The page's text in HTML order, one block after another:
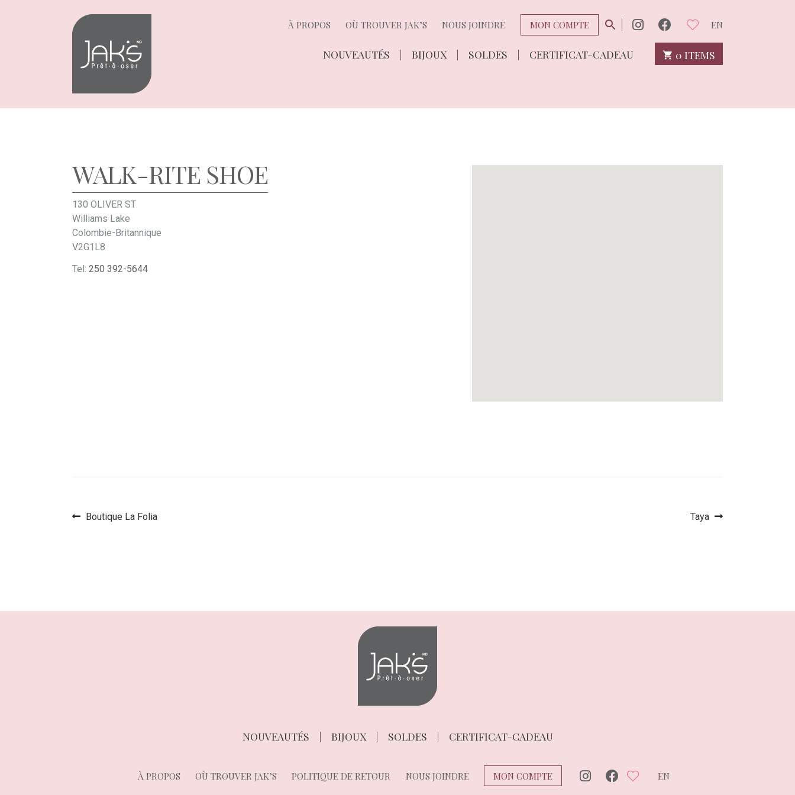
Aller
à
navigation
Aller
au
À PROPOS OÙ TROUVER JAK’S NOUS JOINDRE MON COMPTE EN
NOUVEAUTÉS BIJOUX SOLDES CERTIFICAT-CADEAU 0 ITEMS
WALK-RITE SHOE
130 OLIVER ST
Williams Lake
Colombie-Britannique
V2G1L8
Tel: 250 392-5644
Navigation
Article
précédent :
Boutique La Folia
Article
suivant :
Taya
NOUVEAUTÉS BIJOUX SOLDES CERTIFICAT-CADEAU
À PROPOS OÙ TROUVER JAK’S POLITIQUE DE RETOUR NOUS JOINDRE MON COMPTE EN